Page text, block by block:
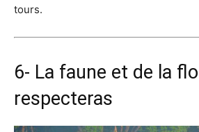
tours.
6- La faune et de la
respecteras